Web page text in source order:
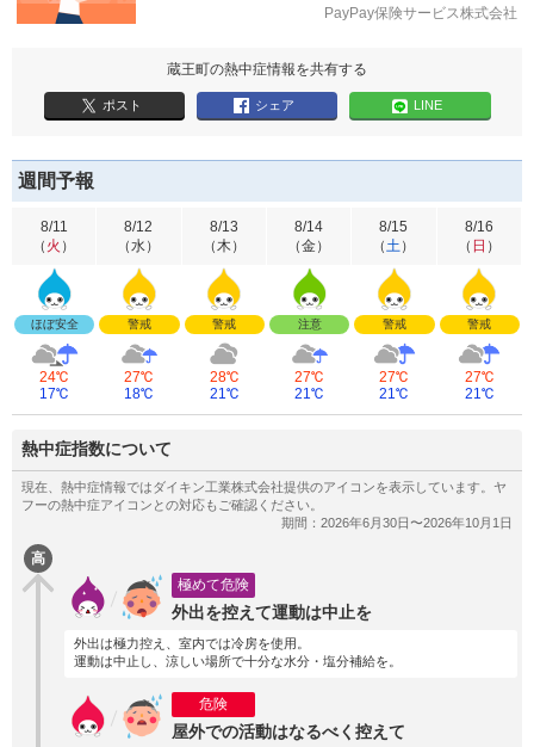
PayPay保険サービス株式会社
蔵王町の熱中症情報を共有する
ポスト シェア LINE
週間予報
8/11
（ 火 ）
ほぼ安全
24℃
17℃
8/12
（水）
警戒
27℃
18℃
8/13
（木）
警戒
28℃
21℃
8/14
（金）
注意
27℃
21℃
8/15
（土）
警戒
27℃
21℃
8/16
（ 日 ）
警戒
27℃
21℃
熱中症指数について
高
極めて危険
外出を控えて運動は中止を
外出は極力控え、室内では冷房を使用。
運動は中止し、涼しい場所で十分な水分・塩分補給を。
危険
屋外での活動はなるべく控えて